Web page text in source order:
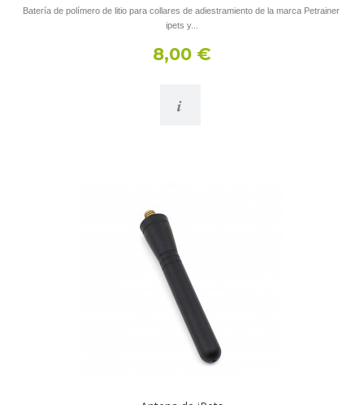
Batería de polímero de litio para collares de adiestramiento de la marca Petrainer
ipets y...
8,00 €
i